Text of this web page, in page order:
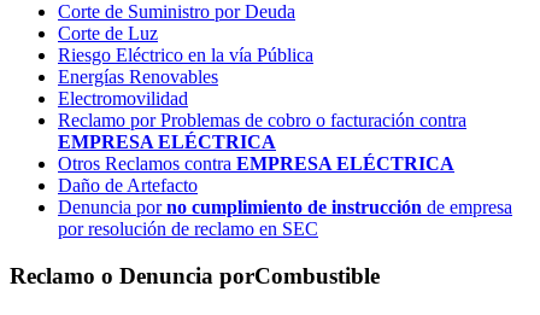
Corte de Suministro por Deuda
Corte de Luz
Riesgo Eléctrico en la vía Pública
Energías Renovables
Electromovilidad
Reclamo por Problemas de cobro o facturación contra
EMPRESA ELÉCTRICA
Otros Reclamos contra EMPRESA ELÉCTRICA
Daño de Artefacto
Denuncia porno cumplimiento de instrucción de empresa
por resolución de reclamo en SEC
Reclamo o Denuncia porCombustible